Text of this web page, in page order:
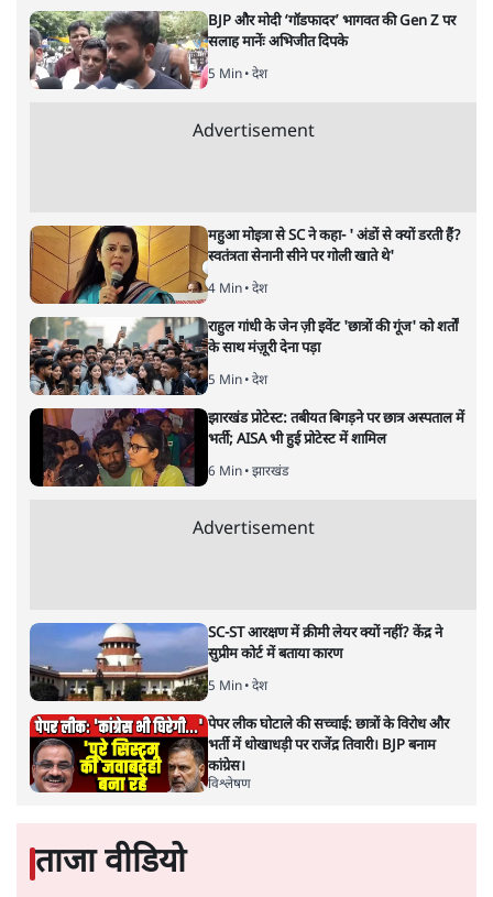
BJP और मोदी ‘गॉडफादर’ भागवत की Gen Z पर
सलाह मानेंः अभिजीत दिपके
5 Min• देश
Advertisement
महुआ मोइत्रा से SC ने कहा- ' अंडों से क्यों डरती हैं?
स्वतंत्रता सेनानी सीने पर गोली खाते थे'
4 Min• देश
राहुल गांधी के जेन ज़ी इवेंट 'छात्रों की गूंज' को शर्तों
के साथ मंज़ूरी देना पड़ा
5 Min• देश
झारखंड प्रोटेस्ट: तबीयत बिगड़ने पर छात्र अस्पताल में
भर्ती; AISA भी हुई प्रोटेस्ट में शामिल
6 Min• झारखंड
Advertisement
SC-ST आरक्षण में क्रीमी लेयर क्यों नहीं? केंद्र ने
सुप्रीम कोर्ट में बताया कारण
5 Min• देश
पेपर लीक घोटाले की सच्चाई: छात्रों के विरोध और
भर्ती में धोखाधड़ी पर राजेंद्र तिवारी। BJP बनाम
कांग्रेस।
विश्लेषण
ताजा वीडियो